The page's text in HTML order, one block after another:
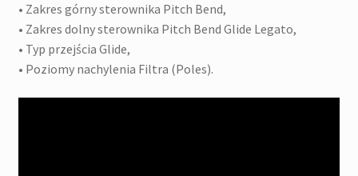
• Zakres górny sterownika Pitch Bend,
• Zakres dolny sterownika Pitch Bend Glide Legato,
• Typ przejścia Glide,
• Poziomy nachylenia Filtra (Poles).